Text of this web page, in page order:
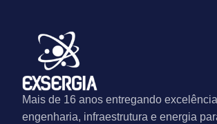
Mais de 16 anos entregando
engenharia, infraestrutura e energia